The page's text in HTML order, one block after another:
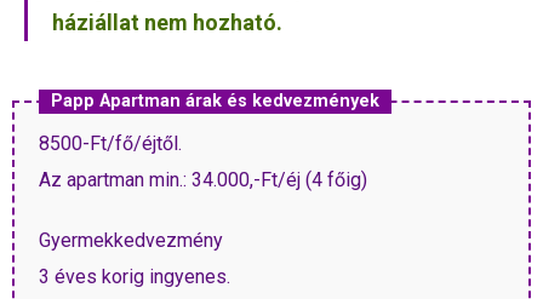
háziállat nem hozható.
Papp Apartman árak és kedvezmények
8500-Ft/fő/éjtől.
Az apartman min.: 34.000,-Ft/éj (4 főig)
Gyermekkedvezmény
3 éves korig ingyenes.